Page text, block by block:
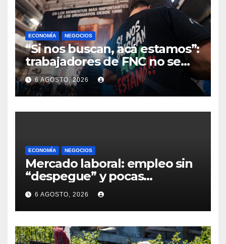
ECONOMÍA NEGOCIOS
“Si nos buscan, acá estamos”:
trabajadores de FNC no se
reintegran a sus tareas en
Montevideo y sindicato exige
definiciones a la empresa
6 AGOSTO, 2026
ECONOMÍA NEGOCIOS
Mercado laboral: empleo sin
“despegue” y pocas
expectativas empresariales
sobre aumento de personal
6 AGOSTO, 2026